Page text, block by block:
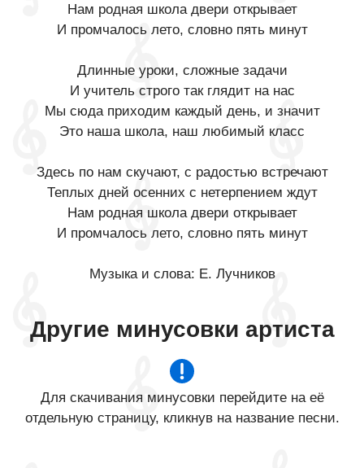
Нам родная школа двери открывает
И промчалось лето, словно пять минут
Длинные уроки, сложные задачи
И учитель строго так глядит на нас
Мы сюда приходим каждый день, и значит
Это наша школа, наш любимый класс
Здесь по нам скучают, с радостью встречают
Теплых дней осенних с нетерпением ждут
Нам родная школа двери открывает
И промчалось лето, словно пять минут
Музыка и слова: Е. Лучников
Другие минусовки артиста
Для скачивания минусовки перейдите на её
отдельную страницу, кликнув на название песни.